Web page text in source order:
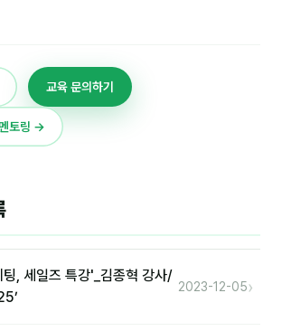
교육 문의하기
토링 →
팅, 세일즈 특강'_김종혁 강사/
2023-12-05›